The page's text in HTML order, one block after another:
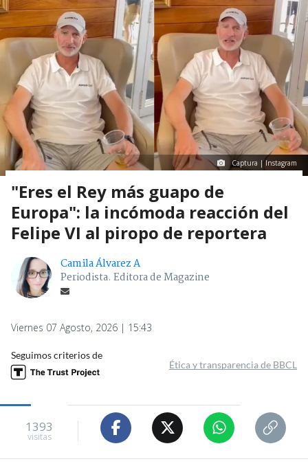
Captura | Instagram
"Eres el Rey más guapo de
Europa": la incómoda reacción del
Felipe VI al piropo de reportera
Camila Álvarez A
Periodista. Editora de Magazine
Viernes 07 Agosto, 2026 | 15:43
Seguimos criterios de
Ética y transparencia de BBCL
1393
visitas